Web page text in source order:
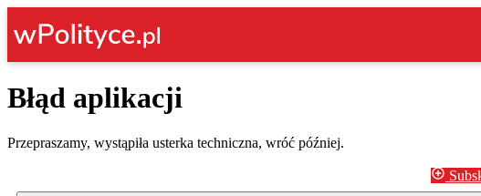
Błąd aplikacji
Przepraszamy, wystąpiła usterka techniczna, wróć później.